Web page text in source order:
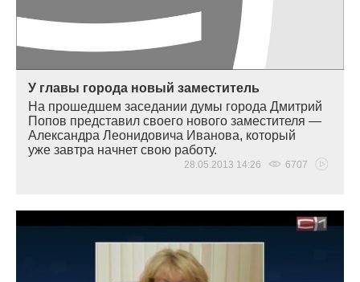
У главы города новый заместитель
На прошедшем заседании думы города Дмитрий
Попов представил своего нового заместителя —
Александра Леонидовича Иванова, который
уже завтра начнет свою работу.
28.05.2013 14:26 6707